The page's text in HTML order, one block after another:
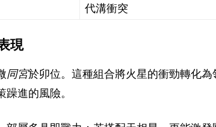
代溝衝突
現
同宮於卯位。這種組合將火星的衝勁轉化為
進的風險。